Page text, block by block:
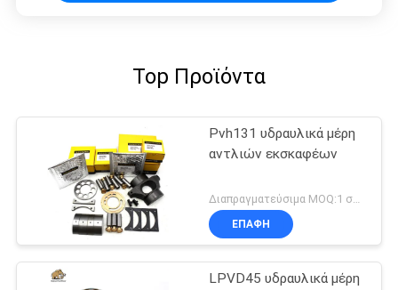
Top Προϊόντα
Pvh131 υδραυλικά μέρη
αντλιών εκσκαφέων
Διαπραγματεύσιμα MOQ:1 σύνολο
ΕΠΑΦΉ
LPVD45 υδραυλικά μέρη